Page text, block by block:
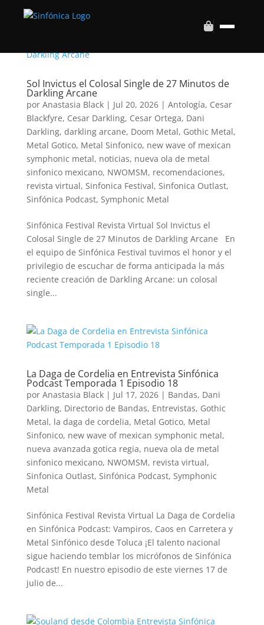
Sol Invictus el Colosal Single de 27 Minutos de
Darkling Arcane
por Anastasia Black| Jul 20, 2026| Antología, Cesar
Blackfyre, Cesar Darkling, Cesar Ortega, Dani
Darkling, darkling arcane, Doom Metal, Gothic Metal,
Metal Gotico, Metal Sinfonico, new wave of mexican
symphonic metal, noticias, nueva ola de metal
sinfonico mexicano, NWOMSM, recomendaciones,
revista virtual, Sinfonica Festival, Sinfonica Outlast,
Sinfónica Podcast, Symphonic Metal
Sinfónica Festival Revista Virtual Sol Invictus el
Colosal Single de 27 Minutos de Darkling Arcane En
el equipo de Sinfónica Festival tuvimos el honor y el
privilegio de escuchar de forma anticipada la más
reciente creación de Darkling Arcane: un colosal
single...
La Daga de Cordelia en Entrevista Sinfónica
Podcast Temporada 1 Episodio 18
por Anastasia Black| Jul 17, 2026| Bandas, Dani
Darkling, Directorio de Bandas, Entrevistas, Gothic
Metal, la daga de cordelia, Metal Gotico, Metal
Sinfonico, new wave of mexican symphonic metal,
nueva avanzada gotica regia, nueva ola de metal
sinfonico mexicano, NWOMSM, revista virtual,
Sinfonica Outlast, Sinfónica Podcast, Symphonic
Metal
Sinfónica Festival Revista Virtual La Daga de Cordelia
en Sinfónica Podcast: Vampiros, Caos en Carretera y
Metal Sinfónico desde Toluca ¡El talento nacional
sigue haciendo temblar los micrófonos de Sinfónica
Podcast! En nuestro episodio de este viernes 17 de
julio de...